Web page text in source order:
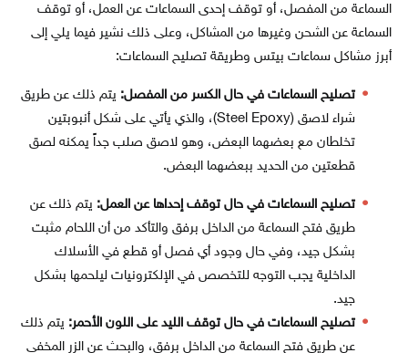
السماعة من المفصل، أو توقف إحدى السماعات عن العمل، أو توقف
السماعة عن الشحن وغيرها من المشاكل، وعلى ذلك نشير فيما يلي إلى
أبرز مشاكل سماعات بيتس وطريقة تصليح السماعات:
تصليح السماعات في حال الكسر من المفصل: يتم ذلك عن طريق
شراء لاصق (Steel Epoxy)، والذي يأتي على شكل أنبوبتين
تخلطان مع بعضهما البعض، وهو لاصق صلب جداً يمكنه لصق
قطعتين من الحديد ببعضهما البعض.
تصليح السماعات في حال توقف إحداها عن العمل: يتم ذلك عن
طريق فتح السماعة من الداخل برفق والتأكد من أن اللحام مثبت
بشكل جيد، وفي حال وجود أي فصل أو قطع في الأسلاك
الداخلية يجب التوجه للتخصص في الإلكترونيات ليلحمها بشكل
جيد.
تصليح السماعات في حال توقف الليد على اللون الأحمر: يتم ذلك
عن طريق فتح السماعة من الداخل برفق، والبحث عن الزر المخفي